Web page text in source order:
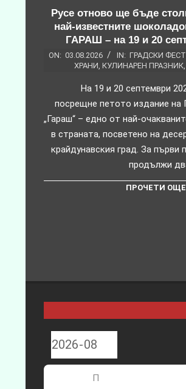
Русе отново ще бъде
най-известните
ГАРАШ – на 19 и 20
ON: 03.08.2026 IN: ГРАДСКИ
ХРАНИ КУЛИНАРЕН ПРАЗНИК
На 19 и 20 септември
посрещне петото издание на
„Гараш“ – едно от най-
в страната, посветено на
крайдунавския град. За
продължи
ПРОЧЕТИ ОЩЕ
П